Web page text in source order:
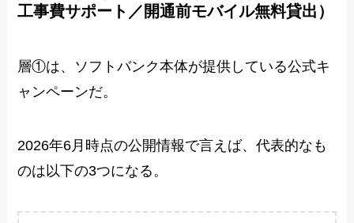
工事費サポート／開通前モバイル無料貸出）
層①は、ソフトバンク本体が提供している公式キ
ャンペーンだ。
2026年6月時点の公開情報で言えば、代表的なも
のは以下の3つになる。